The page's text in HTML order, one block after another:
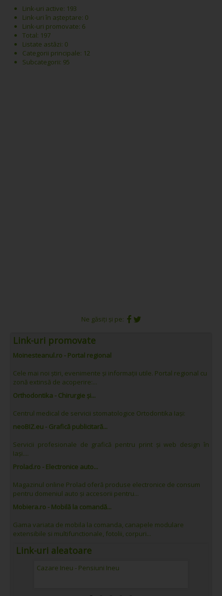
Link-uri active: 193
Link-uri în așteptare: 0
Link-uri promovate: 6
Total: 197
Listate astăzi: 0
Categorii principale: 12
Subcategorii: 95
Ne găsiți și pe:
Link-uri promovate
Moinesteanul.ro - Portal regional
Cele mai noi știri, evenimente și informații utile. Portal regional cu
zonă extinsă de acoperire:...
Orthodontika - Chirurgie și...
Centrul medical de servicii stomatologice Ortodontika Iași:
neoBIZ.eu - Grafică publicitară...
Servicii profesionale de grafică pentru print și web design în
Iași....
Prolad.ro - Electronice auto...
Magazinul online Prolad oferă produse electronice de consum
pentru domeniul auto și accesorii pentru...
Mobiera.ro - Mobilă la comandă...
Gama variata de mobila la comanda, canapele modulare
extensibile si multifunctionale, fotolii, corpuri...
Link-uri aleatoare
Cazare Ineu - Pensiuni Ineu